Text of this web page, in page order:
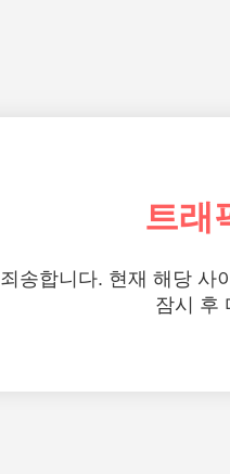
트래
죄송합니다. 현재 해당 사
잠시 후